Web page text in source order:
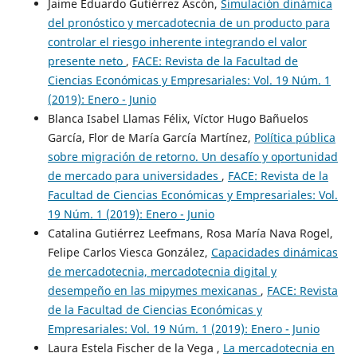
Jaime Eduardo Gutiérrez Ascón, Simulación dinámica
del pronóstico y mercadotecnia de un producto para
controlar el riesgo inherente integrando el valor
presente neto , FACE: Revista de la Facultad de
Ciencias Económicas y Empresariales: Vol. 19 Núm. 1
(2019): Enero - Junio
Blanca Isabel Llamas Félix, Víctor Hugo Bañuelos
García, Flor de María García Martínez, Política pública
sobre migración de retorno. Un desafío y oportunidad
de mercado para universidades , FACE: Revista de la
Facultad de Ciencias Económicas y Empresariales: Vol.
19 Núm. 1 (2019): Enero - Junio
Catalina Gutiérrez Leefmans, Rosa María Nava Rogel,
Felipe Carlos Viesca González, Capacidades dinámicas
de mercadotecnia, mercadotecnia digital y
desempeño en las mipymes mexicanas , FACE: Revista
de la Facultad de Ciencias Económicas y
Empresariales: Vol. 19 Núm. 1 (2019): Enero - Junio
Laura Estela Fischer de la Vega , La mercadotecnia en